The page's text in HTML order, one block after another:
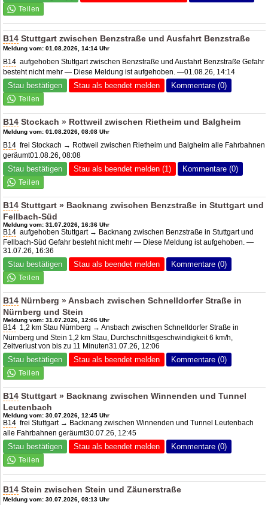
B14 Stuttgart zwischen Benzstraße und Ausfahrt Benzstraße
Meldung vom: 01.08.2026, 14:14 Uhr
B14 aufgehoben Stuttgart zwischen Benzstraße und Ausfahrt Benzstraße Gefahr
besteht nicht mehr — Diese Meldung ist aufgehoben. —01.08.26, 14:14
Stau bestätigen Stau als beendet melden Kommentare (0)
B14 Stockach » Rottweil zwischen Rietheim und Balgheim
Meldung vom: 01.08.2026, 08:08 Uhr
B14 frei Stockach → Rottweil zwischen Rietheim und Balgheim alle Fahrbahnen
geräumt01.08.26, 08:08
Stau bestätigen Stau als beendet melden (1) Kommentare (0)
B14 Stuttgart » Backnang zwischen Benzstraße in Stuttgart und
Fellbach-Süd
Meldung vom: 31.07.2026, 16:36 Uhr
B14 aufgehoben Stuttgart → Backnang zwischen Benzstraße in Stuttgart und
Fellbach-Süd Gefahr besteht nicht mehr — Diese Meldung ist aufgehoben. —
31.07.26, 16:36
Stau bestätigen Stau als beendet melden Kommentare (0)
B14 Nürnberg » Ansbach zwischen Schnelldorfer Straße in
Nürnberg und Stein
Meldung vom: 31.07.2026, 12:06 Uhr
B14 1,2 km Stau Nürnberg → Ansbach zwischen Schnelldorfer Straße in
Nürnberg und Stein 1,2 km Stau, Durchschnittsgeschwindigkeit 6 km/h,
Zeitverlust von bis zu 11 Minuten31.07.26, 12:06
Stau bestätigen Stau als beendet melden Kommentare (0)
B14 Stuttgart » Backnang zwischen Winnenden und Tunnel
Leutenbach
Meldung vom: 30.07.2026, 12:45 Uhr
B14 frei Stuttgart → Backnang zwischen Winnenden und Tunnel Leutenbach
alle Fahrbahnen geräumt30.07.26, 12:45
Stau bestätigen Stau als beendet melden Kommentare (0)
B14 Stein zwischen Stein und Zäunerstraße
Meldung vom: 30.07.2026, 08:13 Uhr